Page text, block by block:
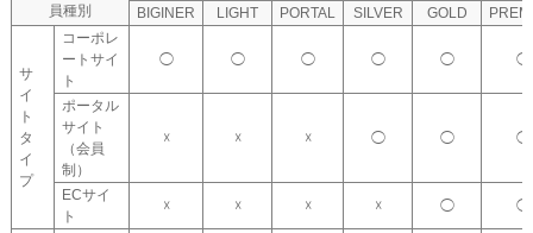
員種別
BIGINER
LIGHT PORTAL SILVER GOLD
サ
イ
ト
タ
イ
プ
コーポレ
ートサイ
ト
◯ ◯ ◯ ◯ ◯ ◯
ポータル
サイト
（会員
制）
☓ ☓ ☓ ◯ ◯ ◯
ECサイ
ト
☓ ☓ ☓ ☓ ◯ ◯